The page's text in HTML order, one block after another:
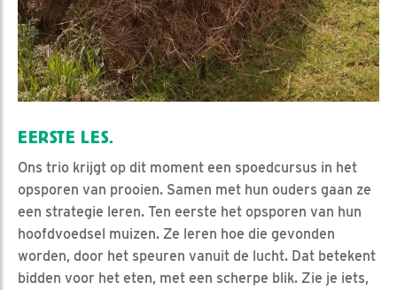
EERSTE LES.
Ons trio krijgt op dit moment een spoedcursus in het
opsporen van prooien. Samen met hun ouders gaan ze
een strategie leren. Ten eerste het opsporen van hun
hoofdvoedsel muizen. Ze leren hoe die gevonden
worden, door het speuren vanuit de lucht. Dat betekent
bidden voor het eten, met een scherpe blik. Zie je iets,